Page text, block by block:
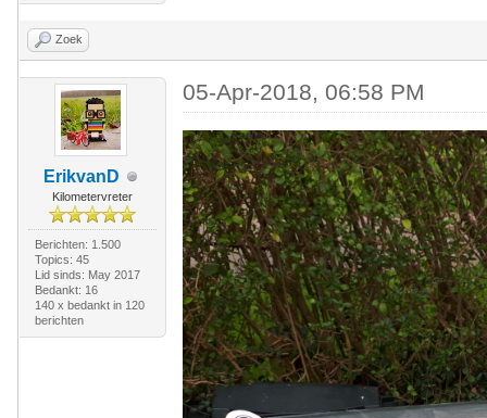
Zoek
ErikvanD
Kilometervreter
Berichten: 1.500
Topics: 45
Lid sinds: May 2017
Bedankt: 16
140 x bedankt in 120
berichten
05-Apr-2018, 06:58 PM